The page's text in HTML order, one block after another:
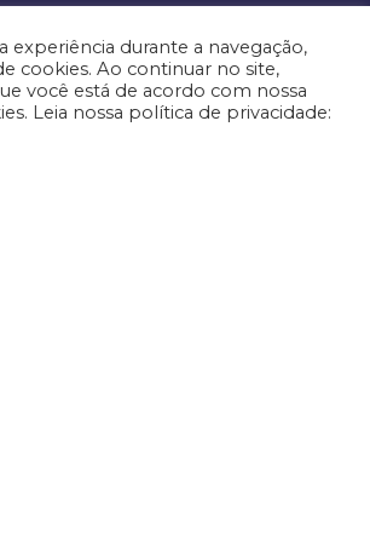
experiência durante a navegação,
cookies. Ao continuar no site,
você está de acordo com nossa
Leia nossa política de privacidade: